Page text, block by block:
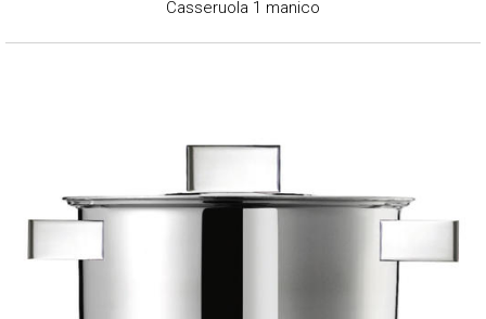
Casseruola 1 manico